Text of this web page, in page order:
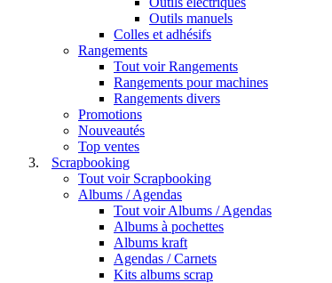
Outils manuels
Colles et adhésifs
Rangements
Tout voir Rangements
Rangements pour machines
Rangements divers
Promotions
Nouveautés
Top ventes
Scrapbooking
Tout voir Scrapbooking
Albums / Agendas
Tout voir Albums / Agendas
Albums à pochettes
Albums kraft
Agendas / Carnets
Kits albums scrap